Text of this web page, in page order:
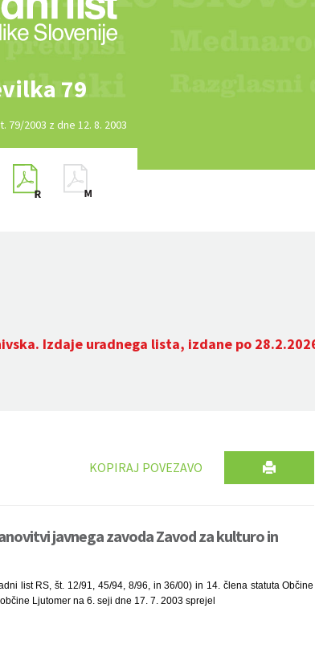
79
79/2003 z dne 12. 8. 2003
Izdaje uradnega lista, izdane po
KOPIRAJ POVEZAVO
javnega zavoda Zavod za kulturo in
list RS, št. 12/91, 45/94, 8/96, in 36/00) in 14. člena statuta Občine
Ljutomer na 6. seji dne 17. 7. 2003 sprejel